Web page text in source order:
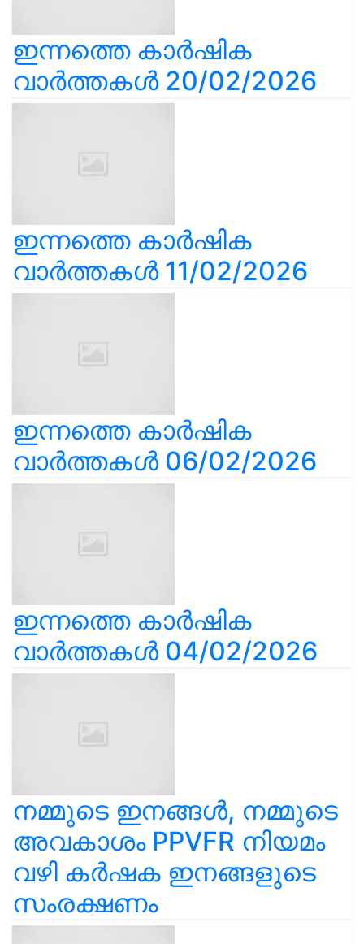
ഇന്നത്തെ കാർഷിക
വാർത്തകൾ 20/02/2026
ഇന്നത്തെ കാർഷിക
വാർത്തകൾ 11/02/2026
ഇന്നത്തെ കാർഷിക
വാർത്തകൾ 06/02/2026
ഇന്നത്തെ കാർഷിക
വാർത്തകൾ 04/02/2026
നമ്മുടെ ഇനങ്ങൾ, നമ്മുടെ
അവകാശം PPVFR നിയമം
വഴി കർഷക ഇനങ്ങളുടെ
സംരക്ഷണം